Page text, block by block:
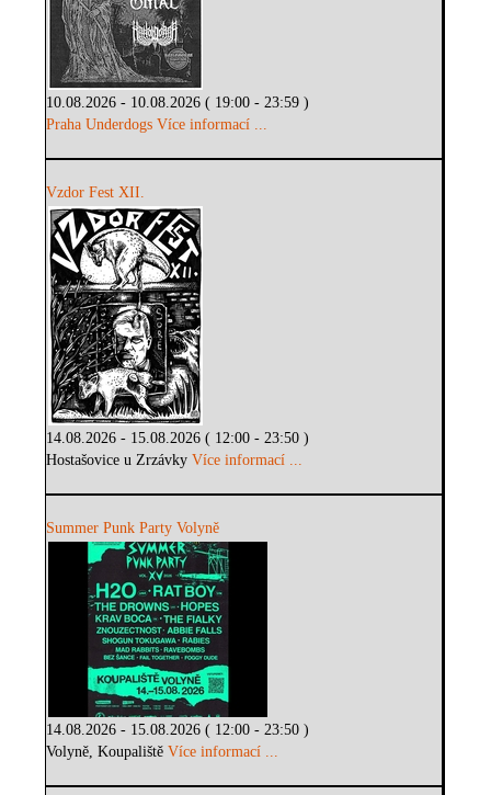
10.08.2026 - 10.08.2026 ( 19:00 - 23:59 )
Praha Underdogs Více informací ...
Vzdor Fest XII.
14.08.2026 - 15.08.2026 ( 12:00 - 23:50 )
Hostašovice u ZrzávkyVíce informací ...
Summer Punk Party Volyně
14.08.2026 - 15.08.2026 ( 12:00 - 23:50 )
Volyně, KoupalištěVíce informací ...